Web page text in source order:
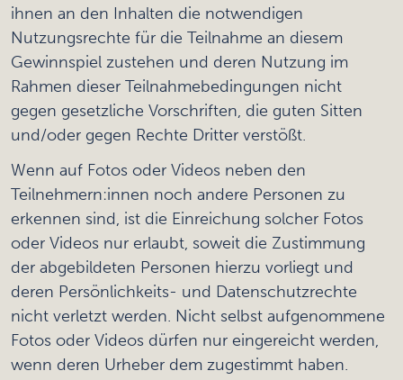
ihnen an den Inhalten die notwendigen
Nutzungsrechte für die Teilnahme an diesem
Gewinnspiel zustehen und deren Nutzung im
Rahmen dieser Teilnahmebedingungen nicht
gegen gesetzliche Vorschriften, die guten Sitten
und/oder gegen Rechte Dritter verstößt.
Wenn auf Fotos oder Videos neben den
Teilnehmern:innen noch andere Personen zu
erkennen sind, ist die Einreichung solcher Fotos
oder Videos nur erlaubt, soweit die Zustimmung
der abgebildeten Personen hierzu vorliegt und
deren Persönlichkeits- und Datenschutzrechte
nicht verletzt werden. Nicht selbst aufgenommene
Fotos oder Videos dürfen nur eingereicht werden,
wenn deren Urheber dem zugestimmt haben.